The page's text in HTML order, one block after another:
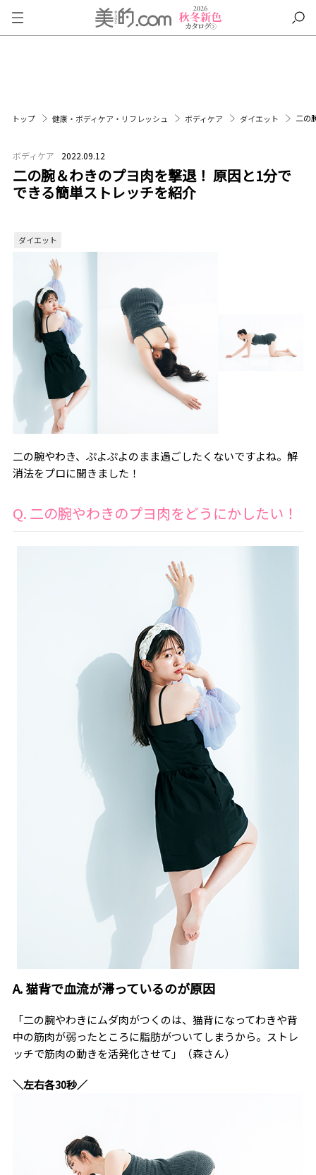
トップ 健康・ボディケア・リフレッシュ ボディケア ダイエット 二の
ボディケア 2022.09.12
二の腕＆わきのプヨ肉を撃退！ 原因と1分で
できる簡単ストレッチを紹介
ダイエット
二の腕やわき、ぷよぷよのまま過ごしたくないですよね。解
消法をプロに聞きました！
Q. 二の腕やわきのプヨ肉をどうにかしたい！
A. 猫背で血流が滞っているのが原因
「二の腕やわきにムダ肉がつくのは、猫背になってわきや背
中の筋肉が弱ったところに脂肪がついてしまうから。ストレ
ッチで筋肉の動きを活発化させて」（森さん）
＼左右各30秒／